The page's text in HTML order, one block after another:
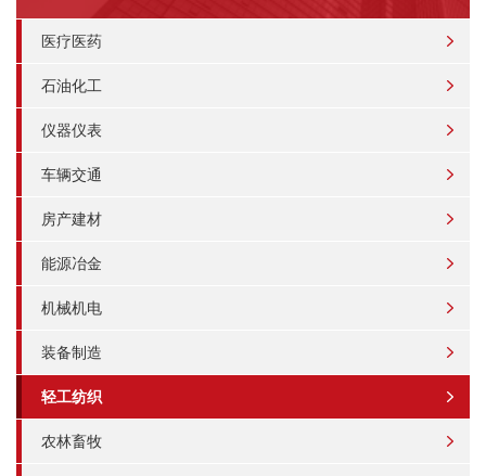
医疗医药
石油化工
仪器仪表
车辆交通
房产建材
能源冶金
机械机电
装备制造
轻工纺织
农林畜牧